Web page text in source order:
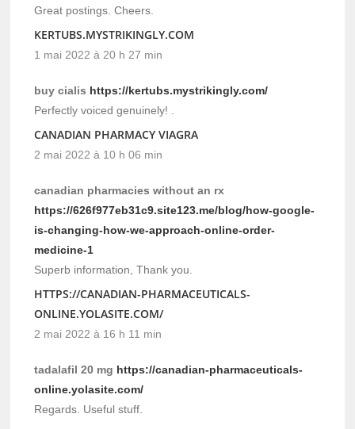
Great postings. Cheers.
KERTUBS.MYSTRIKINGLY.COM
1 mai 2022 à 20 h 27 min
buy cialis https://kertubs.mystrikingly.com/
Perfectly voiced genuinely! .
CANADIAN PHARMACY VIAGRA
2 mai 2022 à 10 h 06 min
canadian pharmacies without an rx
https://626f977eb31c9.site123.me/blog/how-google-
is-changing-how-we-approach-online-order-
medicine-1
Superb information, Thank you.
HTTPS://CANADIAN-PHARMACEUTICALS-
ONLINE.YOLASITE.COM/
2 mai 2022 à 16 h 11 min
tadalafil 20 mg https://canadian-pharmaceuticals-
online.yolasite.com/
Regards. Useful stuff.